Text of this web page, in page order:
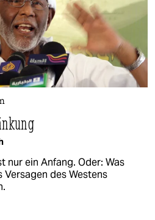
nur ein Anfang. Oder: Was
Versagen des Westens